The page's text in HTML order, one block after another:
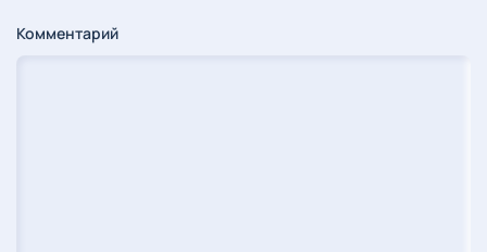
Комментарий